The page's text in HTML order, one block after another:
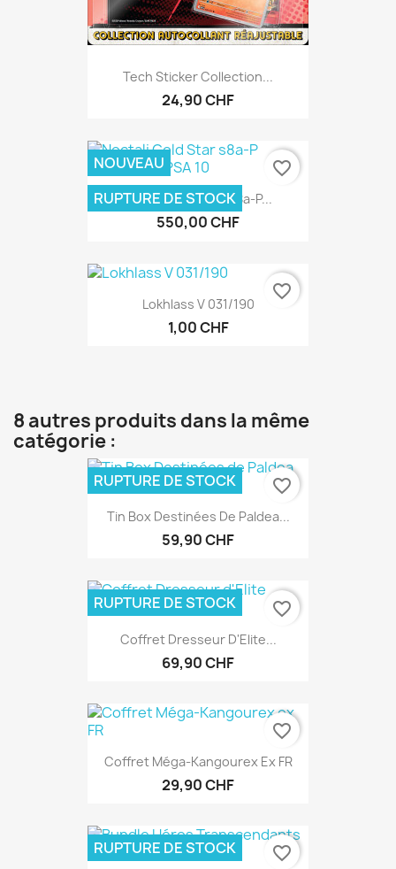
Tech Sticker Collection...
24,90 CHF
Noctali Gold Star S8a-P...
550,00 CHF
NOUVEAU
RUPTURE DE STOCK
favorite_border
Lokhlass V 031/190
1,00 CHF
favorite_border
8 autres produits dans la même
catégorie :
Tin Box Destinées De Paldea...
59,90 CHF
RUPTURE DE STOCK favorite_border
Coffret Dresseur D'Elite...
69,90 CHF
RUPTURE DE STOCK favorite_border
Coffret Méga-Kangourex Ex FR
29,90 CHF
favorite_border
RUPTURE DE STOCK favorite_border